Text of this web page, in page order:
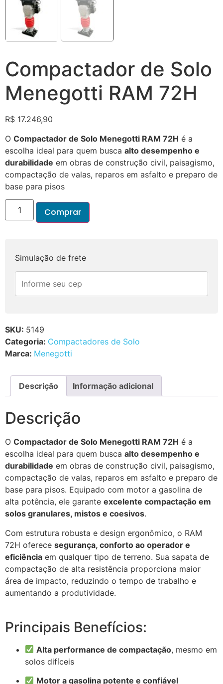
Compactador de Solo
Menegotti RAM 72H
R$ 17.246,90
O Compactador de Solo Menegotti RAM 72H é a
escolha ideal para quem busca alto desempenho e
durabilidade em obras de construção civil, paisagismo,
compactação de valas, reparos em asfalto e preparo de
base para pisos
Comprar
Simulação de frete
SKU: 5149
Categoria: Compactadores de Solo
Marca: Menegotti
Descrição Informação adicional
Descrição
O Compactador de Solo Menegotti RAM 72H é a
escolha ideal para quem busca alto desempenho e
durabilidade em obras de construção civil, paisagismo,
compactação de valas, reparos em asfalto e preparo de
base para pisos. Equipado com motor a gasolina de
alta potência, ele garante excelente compactação em
solos granulares, mistos e coesivos.
Com estrutura robusta e design ergonômico, o RAM
72H oferece segurança, conforto ao operador e
eficiência em qualquer tipo de terreno. Sua sapata de
compactação de alta resistência proporciona maior
área de impacto, reduzindo o tempo de trabalho e
aumentando a produtividade.
Principais Benefícios:
Alta performance de compactação, mesmo em
solos difíceis
Motor a gasolina potente e confiável